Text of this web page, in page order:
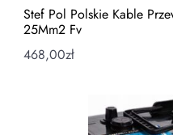
Stef Pol Polskie Kable
25Mm2 Fv
468,00zł